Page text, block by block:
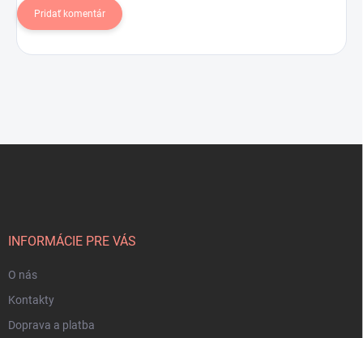
Pridať komentár
INFORMÁCIE PRE VÁS
O nás
Kontakty
Doprava a platba